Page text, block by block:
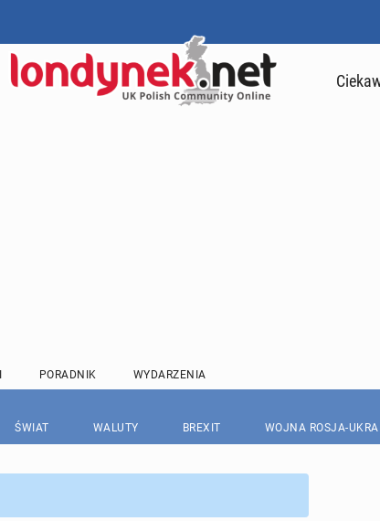
PORADNIK WYDARZENIA
ŚWIAT WALUTY BREXIT WOJNA ROSJA-